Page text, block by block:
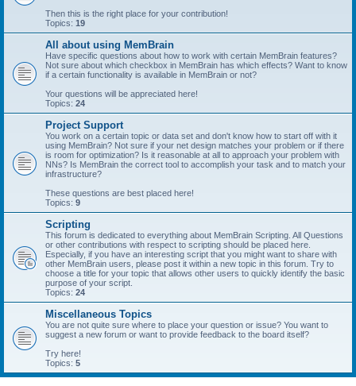
Then this is the right place for your contribution!
Topics: 19
All about using MemBrain
Have specific questions about how to work with certain MemBrain features?
Not sure about which checkbox in MemBrain has which effects? Want to know
if a certain functionality is available in MemBrain or not?
Your questions will be appreciated here!
Topics: 24
Project Support
You work on a certain topic or data set and don't know how to start off with it
using MemBrain? Not sure if your net design matches your problem or if there
is room for optimization? Is it reasonable at all to approach your problem with
NNs? Is MemBrain the correct tool to accomplish your task and to match your
infrastructure?
These questions are best placed here!
Topics: 9
Scripting
This forum is dedicated to everything about MemBrain Scripting. All Questions
or other contributions with respect to scripting should be placed here.
Especially, if you have an interesting script that you might want to share with
other MemBrain users, please post it within a new topic in this forum. Try to
choose a title for your topic that allows other users to quickly identify the basic
purpose of your script.
Topics: 24
Miscellaneous Topics
You are not quite sure where to place your question or issue? You want to
suggest a new forum or want to provide feedback to the board itself?
Try here!
Topics: 5